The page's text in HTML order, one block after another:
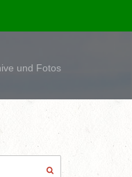
und Fotos